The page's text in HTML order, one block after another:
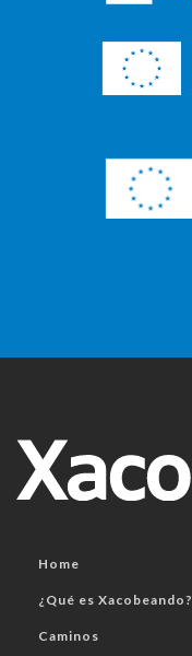
Home
¿Qué es Xacobeando?
Caminos